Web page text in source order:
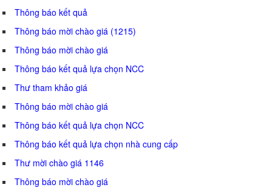
Thông báo kết quả
Thông báo mời chào giá (1215)
Thông báo mời chào giá
Thông báo kết quả lựa chọn NCC
Thư tham khảo giá
Thông báo mời chào giá
Thông báo kết quả lựa chọn NCC
Thông báo kết quả lựa chọn nhà cung cấp
Thư mời chào giá 1146
Thông báo mời chào giá